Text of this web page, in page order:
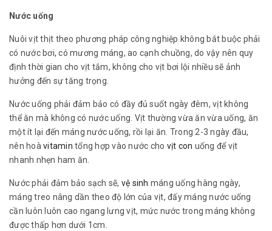
Nước uống
Nuôi vịt thịt theo phương pháp công nghiệp không bắt buộc phải
có nước bơi, có mương máng, ao cạnh chuồng, do vậy nên quy
định thời gian cho vịt tắm, không cho vịt bơi lội nhiều sẽ ảnh
hưởng đến sự tăng trọng.
Nước uống phải đảm bảo có đầy đủ suốt ngày đêm, vịt không
thể ăn mà không có nước uống. Vịt thường vừa ăn vừa uống, ăn
một ít lại đến máng nước uống, rồi lại ăn. Trong 2-3 ngày đầu,
nên hoàvitamin tổng hợp vào nước cho vịt con uống để vịt
nhanh nhẹn ham ăn.
Nước phải đảm bảo sạch sẽ, vệ sinh máng uống hàng ngày,
máng treo nâng dần theo độ lớn của vịt, đấy máng nước uống
cần luôn luôn cao ngang lưng vịt, mức nước trong máng không
được thấp hơn dưới 1cm.